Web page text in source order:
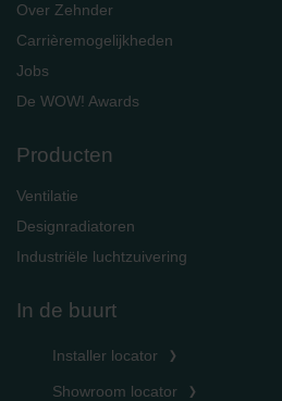
Over Zehnder
Carrièremogelijkheden
Jobs
De WOW! Awards
Producten
Ventilatie
Designradiatoren
Industriële luchtzuivering
In de buurt
Installer locator
Showroom locator